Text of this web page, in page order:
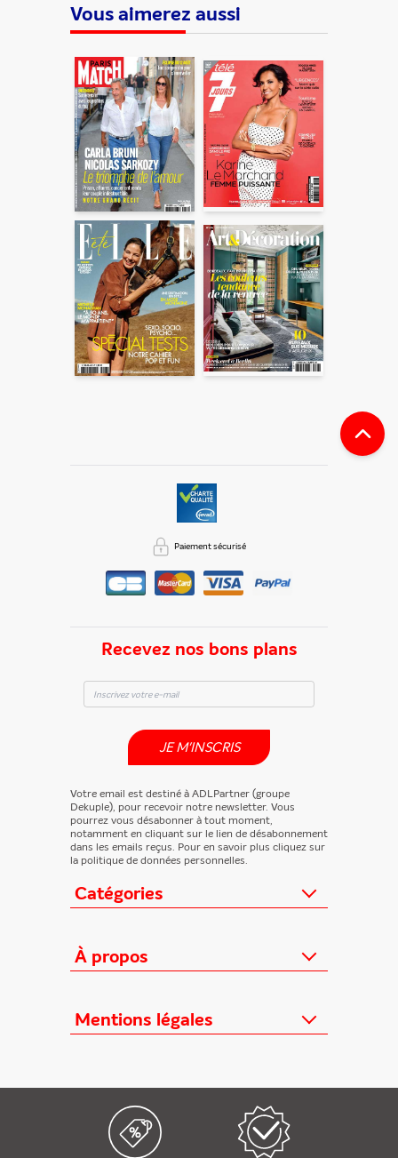
ENVOYER
En partageant du contenu, vous acceptez que ces
informations soient traitées par ADLPartner (groupe
Dékuple), responsable de traitement, pour donner suite à
votre demande de recommandation auprès de votre ami.
Vous certifiez également ne pas envoyer d’email indésirable.
Votre adresse email et celle de votre ami ne sont utilisées que
pour cet envoi à la suite duquel elles seront
automatiquement supprimées. Pour en savoir plus, consultez
notre rubrique " Données personnelles".
Vous aimerez aussi
Catégories
Loisirs/Culture
TV/Vie pratique
Presse professionnelle
Nouveaux magazines
À propos
Qui sommes-nous ?
Offres proposées
Édition numérique offerte
Kiosque FAE devient France
Mentions légales
Politique de données personnelles
Règlements cadeaux
Recevez nos bons plans
JE M'INSCRIS
Votre email est destiné à ADLPartner (groupe
Dekuple), pour recevoir notre newsletter. Vous
pourrez vous désabonner à tout moment,
notamment en cliquant sur le lien de désabonnement
dans les emails reçus. Pour en savoir plus cliquez sur
la politique de données personnelles.
Paiement sécurisé